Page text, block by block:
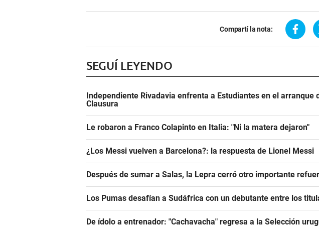
Compartí la nota:
SEGUÍ LEYENDO
Independiente Rivadavia enfrenta a Estudiantes en el arranque
Clausura
Le robaron a Franco Colapinto en Italia: "Ni la matera dejaron"
¿Los Messi vuelven a Barcelona?: la respuesta de Lionel Messi
Después de sumar a Salas, la Lepra cerró otro importante
Los Pumas desafían a Sudáfrica con un debutante entre los
De ídolo a entrenador: "Cachavacha" regresa a la Selección